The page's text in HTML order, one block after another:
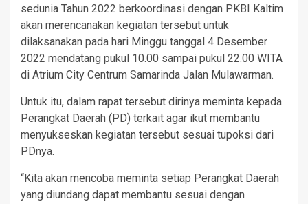
sedunia Tahun 2022 berkoordinasi dengan PKBI Kaltim
akan merencanakan kegiatan tersebut untuk
dilaksanakan pada hari Minggu tanggal 4 Desember
2022 mendatang pukul 10.00 sampai pukul 22.00 WITA
di Atrium City Centrum Samarinda Jalan Mulawarman.
Untuk itu, dalam rapat tersebut dirinya meminta kepada
Perangkat Daerah (PD) terkait agar ikut membantu
menyukseskan kegiatan tersebut sesuai tupoksi dari
PDnya.
“Kita akan mencoba meminta setiap Perangkat Daerah
yang diundang dapat membantu sesuai dengan